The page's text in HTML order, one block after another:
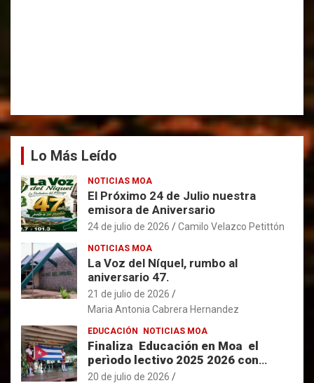
Lo Más Leído
NOTICIAS MOA
El Próximo 24 de Julio nuestra
emisora de Aniversario
24 de julio de 2026 Camilo Velazco Petittón
NOTICIAS MOA
La Voz del Níquel, rumbo al
aniversario 47.
21 de julio de 2026
Maria Antonia Cabrera Hernandez
EDUCACIÓN NOTICIAS MOA
Finaliza Educación en Moa el
perìodo lectivo 2025 2026 con
resultados favorables.
20 de julio de 2026